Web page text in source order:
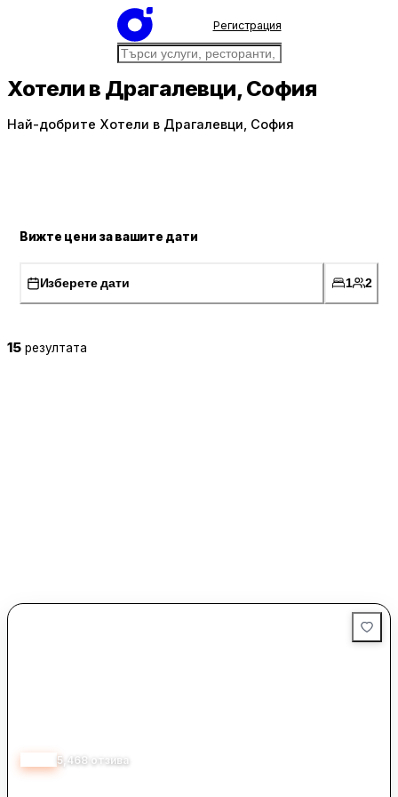
Регистрация
Хотели в Драгалевци, София
Най-добрите Хотели в Драгалевци, София
Вижте цени за вашите дати
Изберете дати 1 2
15 резултата
5,468 отзива